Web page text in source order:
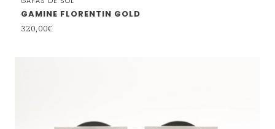
GAMINE FLORENTIN GOLD
320,00€